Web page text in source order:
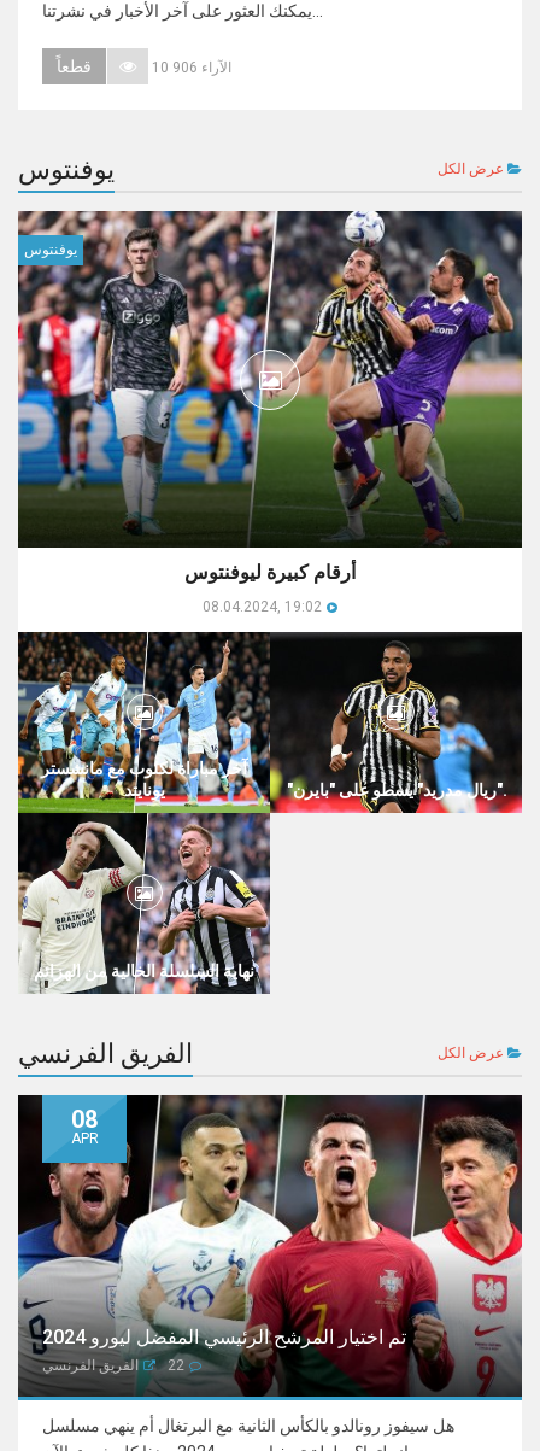
يمكنك العثور على آخر الأخبار في نشرتنا...
قطعاً 10 906 الآراء
يوفنتوس
يوفنتوس
أرقام كبيرة ليوفنتوس
08.04.2024, 19:02
آخر مباراة لكلوب مع مانشستر
يونايتد
"ريال مدريد" يسطو على "بايرن".
نهاية السلسلة الخالية من الهزائم
الفريق الفرنسي
08
APR
تم اختيار المرشح الرئيسي المفضل ليورو 2024
الفريق الفرنسي 22
هل سيفوز رونالدو بالكأس الثانية مع البرتغال أم ينهي مسلسل